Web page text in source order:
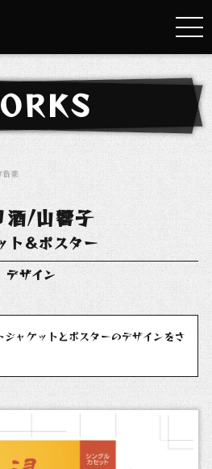
音楽
酒/山響子
ト＆ポスター
デザイン
ャケットとポスターのデザインをさ